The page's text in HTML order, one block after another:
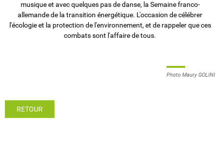
musique et avec quelques pas de danse, la Semaine franco-
allemande de la transition énergétique. L'occasion de célébrer
l'écologie et la protection de l'environnement, et de rappeler que ces
combats sont l'affaire de tous.
Photo Maury GOLINI
RETOUR